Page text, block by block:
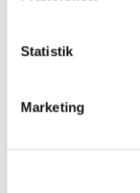
Statistik
Marketing